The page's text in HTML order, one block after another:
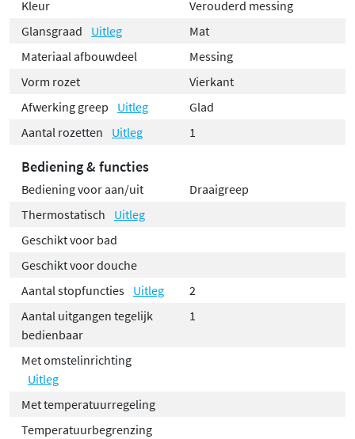
Kleur
Verouderd messing
Glansgraad
Uitleg
Mat
Materiaal afbouwdeel
Messing
Vorm rozet
Vierkant
Afwerking greep
Uitleg
Glad
Aantal rozetten
Uitleg 1
Bediening & functies
Bediening voor aan/uit
Draaigreep
Thermostatisch
Uitleg
Geschikt voor bad
Geschikt voor douche
Aantal stopfuncties Uitleg
2
Aantal uitgangen tegelijk
bedienbaar
1
Met omstelinrichting
Uitleg
Met temperatuurregeling
Temperatuurbegrenzing